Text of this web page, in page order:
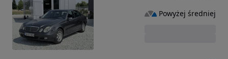
Powyżej średniej